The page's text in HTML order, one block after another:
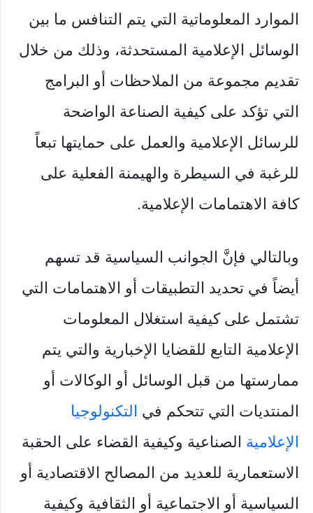
الموارد المعلوماتية التي يتم التنافس ما بين
الوسائل الإعلامية المستحدثة، وذلك من خلال
تقديم مجموعة من الملاحظات أو البرامج
التي تؤكد على كيفية الصناعة الواضحة
للرسائل الإعلامية والعمل على حمايتها تبعاً
للرغبة في السيطرة والهيمنة الفعلية على
كافة الاهتمامات الإعلامية.
‏وبالتالي فإنَّ الجوانب السياسية قد تسهم
أيضاً في تحديد التطبيقات أو الاهتمامات التي
تشتمل على كيفية استغلال المعلومات
الإعلامية التابع للقضايا الإخبارية والتي يتم
ممارستها من قبل الوسائل أو الوكالات أو
المنتديات التي تتحكم في التكنولوجيا
الإعلامية الصناعية وكيفية القضاء على الحقبة
الاستعمارية للعديد من المصالح الاقتصادية أو
السياسية أو الاجتماعية أو الثقافية وكيفية